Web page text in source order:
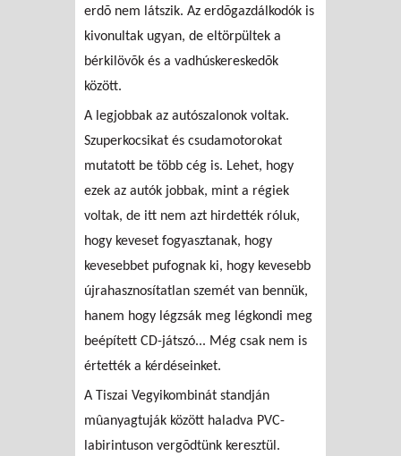
erdõ nem látszik. Az erdõgazdálkodók is
kivonultak ugyan, de eltörpültek a
bérkilövõk és a vadhúskereskedõk
között.
A legjobbak az autószalonok voltak.
Szuperkocsikat és csudamotorokat
mutatott be több cég is. Lehet, hogy
ezek az autók jobbak, mint a régiek
voltak, de itt nem azt hirdették róluk,
hogy keveset fogyasztanak, hogy
kevesebbet pufognak ki, hogy kevesebb
újrahasznosítatlan szemét van bennük,
hanem hogy légzsák meg légkondi meg
beépített CD-játszó... Még csak nem is
értették a kérdéseinket.
A Tiszai Vegyikombinát standján
mûanyagtuják között haladva PVC-
labirintuson vergõdtünk keresztül.